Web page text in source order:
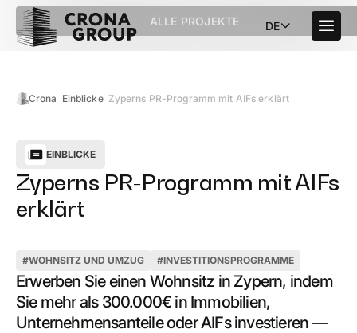
ALLE PROJEKTE DE
Crona Einblicke Zyperns PR-Programm mit AIFs erklärt
EINBLICKE
Zyperns PR-Programm mit AIFs
erklärt
#WOHNSITZ UND UMZUG #INVESTITIONSPROGRAMME
Erwerben Sie einen Wohnsitz in Zypern, indem
Sie mehr als 300.000€ in Immobilien,
Unternehmensanteile oder AIFs investieren —